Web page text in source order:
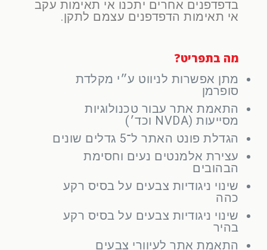
בדפדפנים אחרים יתכנו אי תאימות עקב
אי תאימות הדפדפנים עצמם לתקן.
מה בתפריט?
מתן אפשרות לניווט ע״י מקלדת
סופרמן
התאמת אתר עבור טכנולוגיות
מסייעות (NVDA וכד׳)
הגדלת פונט האתר ל־5 גדלים שונים
עצירת אלמנטים נעים וחסימת
הבהובים
שינוי ניגודיות צבעים על בסיס רקע
כהה
שינוי ניגודיות צבעים על בסיס רקע
בהיר
התאמת אתר לעיוורי צבעים